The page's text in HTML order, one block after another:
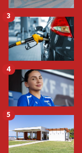
3
4
5